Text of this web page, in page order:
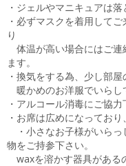
・ジェルやマニキュアは
・必ずマスクを着用して
り
体温が高い場合にはご連
ます。
・換気をする為、少し部
暖かめのお洋服でいらし
・アルコール消毒にご協力
・お席は広めになってお
・小さなお子様がいらっ
物をご持参下さい。
waxを溶かす器具がある